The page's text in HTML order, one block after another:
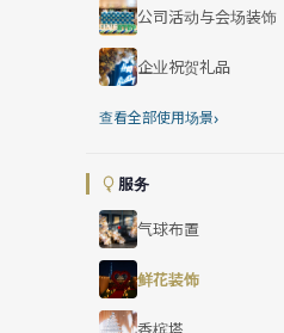
公司活动与会场装饰
企业祝贺礼品
查看全部使用场景›
服务
气球布置
鲜花装饰